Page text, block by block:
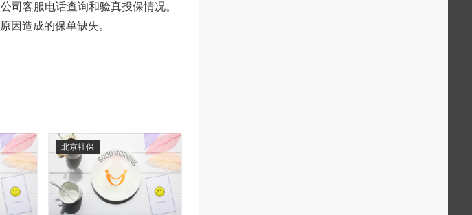
司客服电话查询和验真投保情况。
因造成的保单缺失。
北京社保